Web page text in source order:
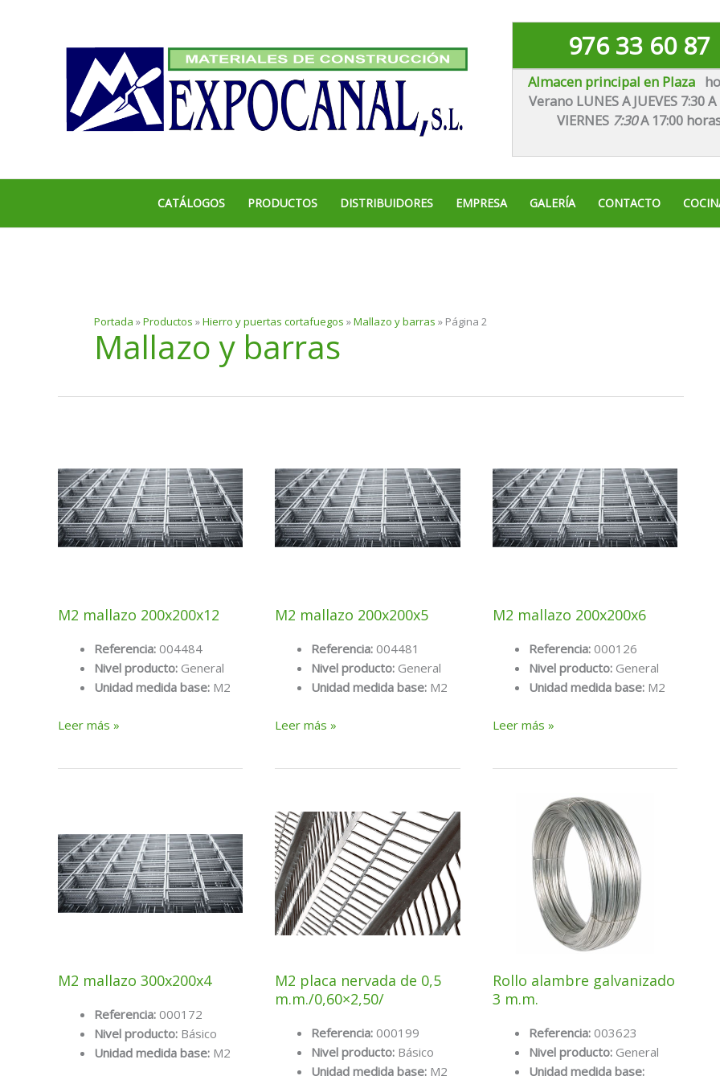
976 33 60 87
Almacen principal en Plaza
Verano LUNES A JUEVES 7:30 A
VIERNES 7:30A 17:00
CATÁLOGOS PRODUCTOS DISTRIBUIDORES EMPRESA GALERÍA CONTACTO
Portada »Productos »Hierro y puertas cortafuegos »Mallazo y barras » Página 2
Mallazo y barras
M2 mallazo 200x200x12
Referencia: 004484
Nivel producto: General
Unidad medida base: M2
M2
Leer más »
M2 mallazo 200x200x5
Referencia:004481
Nivel producto: General
Unidad medida base: M2
M2
Leer más »
M2 mallazo 200x200x6
Referencia: 000126
Nivel producto: General
Unidad medida base: M2
M2
Leer más »
M2 mallazo 300x200x4
Referencia: 000172
Nivel producto: Básico
Unidad medida base: M2
M2 placa nervada de 0,5
m.m./0,60×2,50/
Referencia:000199
Nivel producto: Básico
Unidad medida base: M2
Rollo alambre galvanizado
3 m.m.
Referencia: 003623
Nivel producto: General
Unidad medida base: